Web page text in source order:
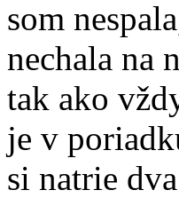
som
nechala na
tak ako
je v
si natrie